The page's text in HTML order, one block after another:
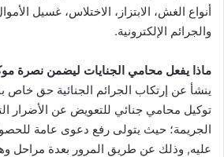
أنواع الغش، الابتزاز، الاختلاس، غسيل
والجرائم الإلكترونية.
ماذا يفعل محامي الجنايات ليضمن نصرة
ينشأ عن إرتكاب الجرائم الجنائية حق خاص
توكيل محامي جنائي للتعويض عن الأضرار
الجريمة؛ حيث يتولى رفع دعوى عامة
عليه, وذلك عن طريق المرور بعدة مراحل